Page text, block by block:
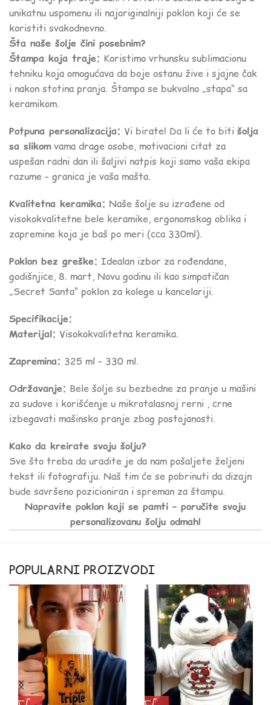
unikatnu uspomenu ili najoriginalniji poklon koji će se
koristiti svakodnevno.
Šta naše šolje čini posebnim?
Štampa koja traje: Koristimo vrhunsku sublimacionu
tehniku koja omogućava da boje ostanu žive i sjajne čak
i nakon stotina pranja. Štampa se bukvalno „stapa“ sa
keramikom.
Potpuna personalizacija: Vi birate! Da li će to biti šolja
sa slikomvama drage osobe, motivacioni citat za
uspešan radni dan ili šaljivi natpis koji samo vaša ekipa
razume – granica je vaša mašta.
Kvalitetna keramika: Naše šolje su izrađene od
visokokvalitetne bele keramike, ergonomskog oblika i
zapremine koja je baš po meri (cca 330ml).
Poklon bez greške: Idealan izbor za rođendane,
godišnjice, 8. mart, Novu godinu ili kao simpatičan
„Secret Santa“ poklon za kolege u kancelariji.
Specifikacije:
Materijal: Visokokvalitetna keramika.
Zapremina: 325 ml – 330 ml.
Održavanje: Bele šolje su bezbedne za pranje u mašini
za sudove i korišćenje u mikrotalasnoj rerni , crne
izbegavati mašinsko pranje zbog postojanosti.
Kako da kreirate svoju šolju?
Sve što treba da uradite je da nam pošaljete željeni
tekst ili fotografiju. Naš tim će se pobrinuti da dizajn
bude savršeno pozicioniran i spreman za štampu.
Napravite poklon koji se pamti – poručite svoju
personalizovanu šolju odmah!
POPULARNI PROIZVODI